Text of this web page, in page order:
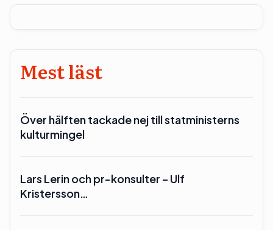
Mest läst
Över hälften tackade nej till statministerns
kulturmingel
Lars Lerin och pr-konsulter – Ulf
Kristersson…